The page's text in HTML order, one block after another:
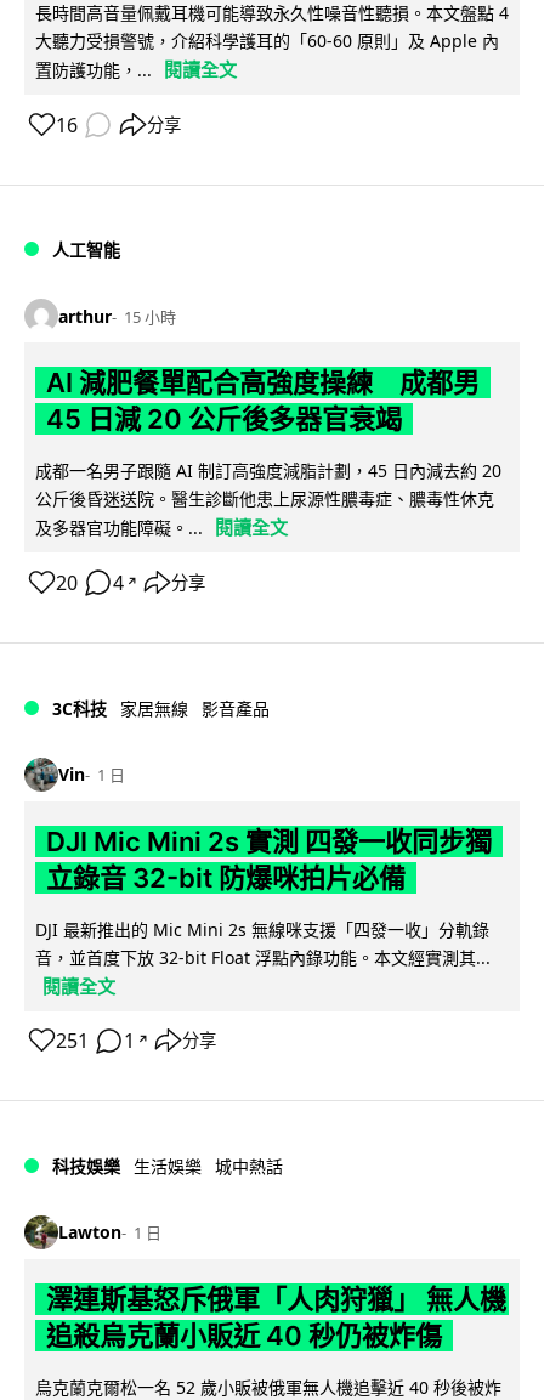
長時間高音量佩戴耳機可能導致永久性噪音性聽損。本文盤點 4
大聽力受損警號，介紹科學護耳的「60-60 原則」及 Apple 內
置防護功能，...
閱讀全文
16 分享
人工智能
arthur 15 小時
AI 減肥餐單配合高強度操練 成都男
45 日減 20 公斤後多器官衰竭
成都一名男子跟隨 AI 制訂高強度減脂計劃，45 日內減去約 20
公斤後昏迷送院。醫生診斷他患上尿源性膿毒症、膿毒性休克
及多器官功能障礙。...
閱讀全文
20 4 ↗ 分享
3C科技 家居無線 影音產品
Vin 1 日
DJI Mic Mini 2s 實測 四發一收同步獨
立錄音 32-bit 防爆咪拍片必備
DJI 最新推出的 Mic Mini 2s 無線咪支援「四發一收」分軌錄
音，並首度下放 32-bit Float 浮點內錄功能。本文經實測其...
閱讀全文
251 1 ↗ 分享
科技娛樂 生活娛樂 城中熱話
Lawton 1 日
澤連斯基怒斥俄軍「人肉狩獵」 無人機
追殺烏克蘭小販近 40 秒仍被炸傷
烏克蘭克爾松一名 52 歲小販被俄軍無人機追擊近 40 秒後被炸